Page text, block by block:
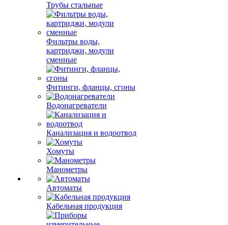
Трубы стальные
Фильтры воды,
картриджи, модули
сменные
Фитинги, фланцы, сгоны
Водонагреватели
Канализация и водоотвод
Хомуты
Манометры
Автоматы
Кабельная продукция